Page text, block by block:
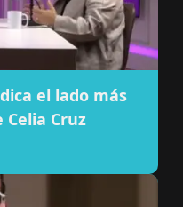
el lado más
Celia Cruz